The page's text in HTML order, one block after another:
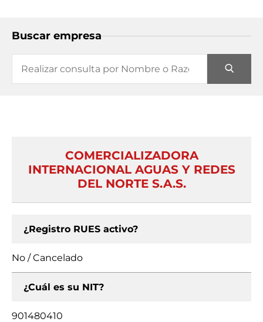
Buscar empresa
COMERCIALIZADORA
INTERNACIONAL AGUAS Y REDES
DEL NORTE S.A.S.
¿Registro RUES activo?
No / Cancelado
¿Cuál es su NIT?
901480410